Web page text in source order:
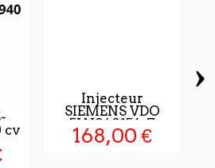
cv
Injecteur
SIEMENS VDO
5WS40156-Z
168,00 €
›